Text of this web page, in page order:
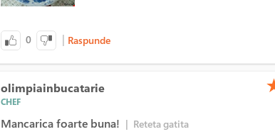
0 | Raspunde
olimpiainbucatarie
CHEF
(*)
Mancarica foarte buna! | Reteta gatita